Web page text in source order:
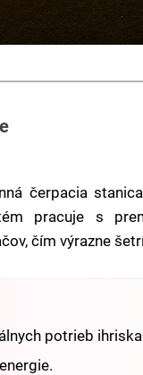
čerpacia
pracuje s
čím výrazne
potrieb